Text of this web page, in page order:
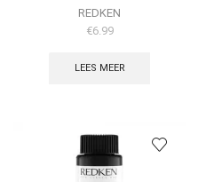
REDKEN
€6.99
LEES MEER